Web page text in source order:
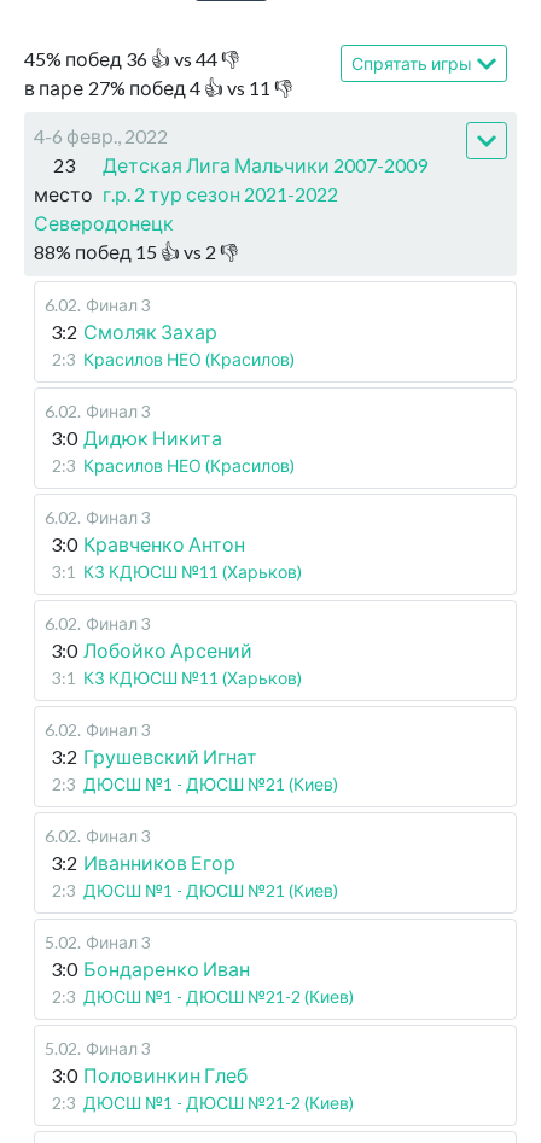
45% побед 36 👍 vs 44👎
в паре 27% побед 4 👍 vs 11 👎
Спрятать игры
4-6 февр., 2022
23
место
Детская Лига Мальчики 2007-2009
г.р. 2 тур сезон 2021-2022
Северодонецк
88% побед 15 👍 vs 2 👎
6.02. Финал 3
3:2 Смоляк Захар
2:3 Красилов НЕО (Красилов)
6.02. Финал 3
3:0 Дидюк Никита
2:3 Красилов НЕО (Красилов)
6.02. Финал 3
3:0 Кравченко Антон
3:1 КЗ КДЮСШ №11 (Харьков)
6.02. Финал 3
3:0 Лобойко Арсений
3:1 КЗ КДЮСШ №11 (Харьков)
6.02. Финал 3
3:2 Грушевский Игнат
2:3 ДЮСШ №1 - ДЮСШ №21 (Киев)
6.02. Финал 3
3:2 Иванников Егор
2:3 ДЮСШ №1 - ДЮСШ №21 (Киев)
5.02. Финал 3
3:0 Бондаренко Иван
2:3 ДЮСШ №1 - ДЮСШ №21-2 (Киев)
5.02. Финал 3
3:0 Половинкин Глеб
2:3 ДЮСШ №1 - ДЮСШ №21-2 (Киев)